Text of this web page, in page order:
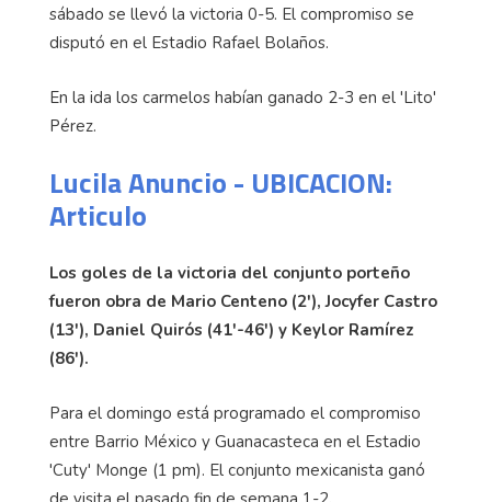
sábado se llevó la victoria 0-5. El compromiso se
disputó en el Estadio Rafael Bolaños.
En la ida los carmelos habían ganado 2-3 en el 'Lito'
Pérez.
Lucila Anuncio - UBICACION:
Articulo
Los goles de la victoria del conjunto porteño
fueron obra de Mario Centeno (2'), Jocyfer Castro
(13'), Daniel Quirós (41'-46') y Keylor Ramírez
(86').
Para el domingo está programado el compromiso
entre Barrio México y Guanacasteca en el Estadio
'Cuty' Monge (1 pm). El conjunto mexicanista ganó